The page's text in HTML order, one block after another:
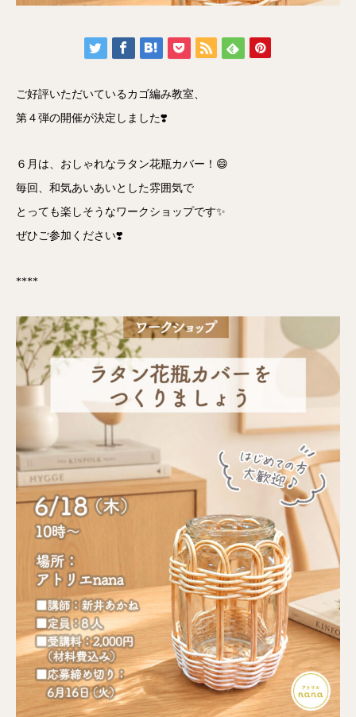
ご好評いただいているカゴ編み教室、
第４弾の開催が決定しました❣️
６月は、おしゃれなラタン花瓶カバー！😄
毎回、和気あいあいとした雰囲気で
とっても楽しそうなワークショップです✨
ぜひご参加ください❣️
****